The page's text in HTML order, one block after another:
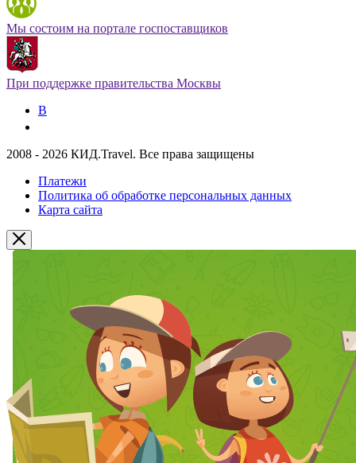
Мы состоим на портале госпоставщиков
При поддержке правительства Москвы
В
2008 - 2026 КИД.Travel. Все права защищены
Платежи
Политика об обработке персональных данных
Карта сайта